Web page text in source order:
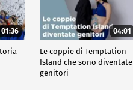
01:36 04:01
Le coppie di Temptation
Island che sono diventate
genitori